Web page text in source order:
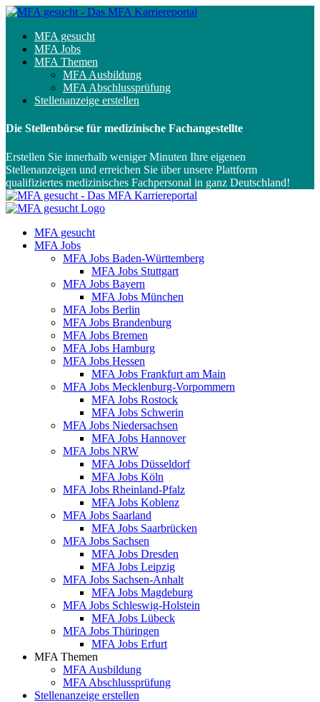
MFA gesucht
MFA Jobs
MFA Themen
MFA Ausbildung
MFA Abschlussprüfung
Stellenanzeige erstellen
Die Stellenbörse für medizinische Fachangestellte
Erstellen Sie innerhalb weniger Minuten Ihre eigenen
Stellenanzeigen und erreichen Sie über unsere Plattform
qualifiziertes medizinisches Fachpersonal in ganz Deutschland!
MFA gesucht
MFA Jobs
MFA Jobs Baden-Württemberg
MFA Jobs Stuttgart
MFA Jobs Bayern
MFA Jobs München
MFA Jobs Berlin
MFA Jobs Brandenburg
MFA Jobs Bremen
MFA Jobs Hamburg
MFA Jobs Hessen
MFA Jobs Frankfurt am Main
MFA Jobs Mecklenburg-Vorpommern
MFA Jobs Rostock
MFA Jobs Schwerin
MFA Jobs Niedersachsen
MFA Jobs Hannover
MFA Jobs NRW
MFA Jobs Düsseldorf
MFA Jobs Köln
MFA Jobs Rheinland-Pfalz
MFA Jobs Koblenz
MFA Jobs Saarland
MFA Jobs Saarbrücken
MFA Jobs Sachsen
MFA Jobs Dresden
MFA Jobs Leipzig
MFA Jobs Sachsen-Anhalt
MFA Jobs Magdeburg
MFA Jobs Schleswig-Holstein
MFA Jobs Lübeck
MFA Jobs Thüringen
MFA Jobs Erfurt
MFA Themen
MFA Ausbildung
MFA Abschlussprüfung
Stellenanzeige erstellen